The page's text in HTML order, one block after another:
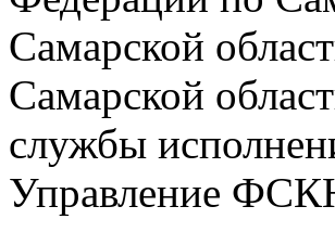
Самарской
Самарской
службы
Управление